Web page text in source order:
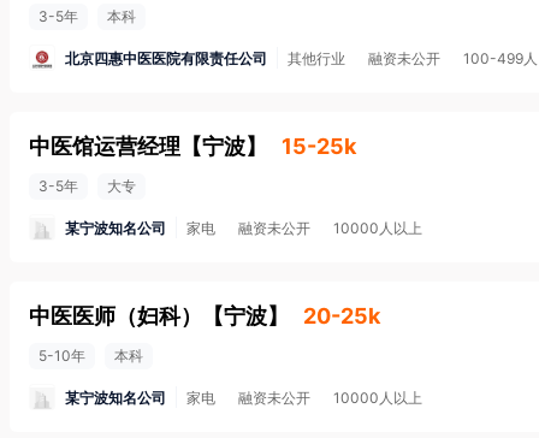
3-5年 本科
北京四惠中医医院有限责任公司 其他行业 融资未公开 100-499人
中医馆运营经理 【宁波】 15-25k
3-5年 大专
某宁波知名公司 家电 融资未公开 10000人以上
中医医师（妇科） 【宁波】 20-25k
5-10年 本科
某宁波知名公司 家电 融资未公开 10000人以上